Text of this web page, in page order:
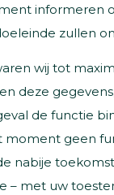
informeren
zullen
wij tot
deze
de functie
moment geen
nabije
– met uw